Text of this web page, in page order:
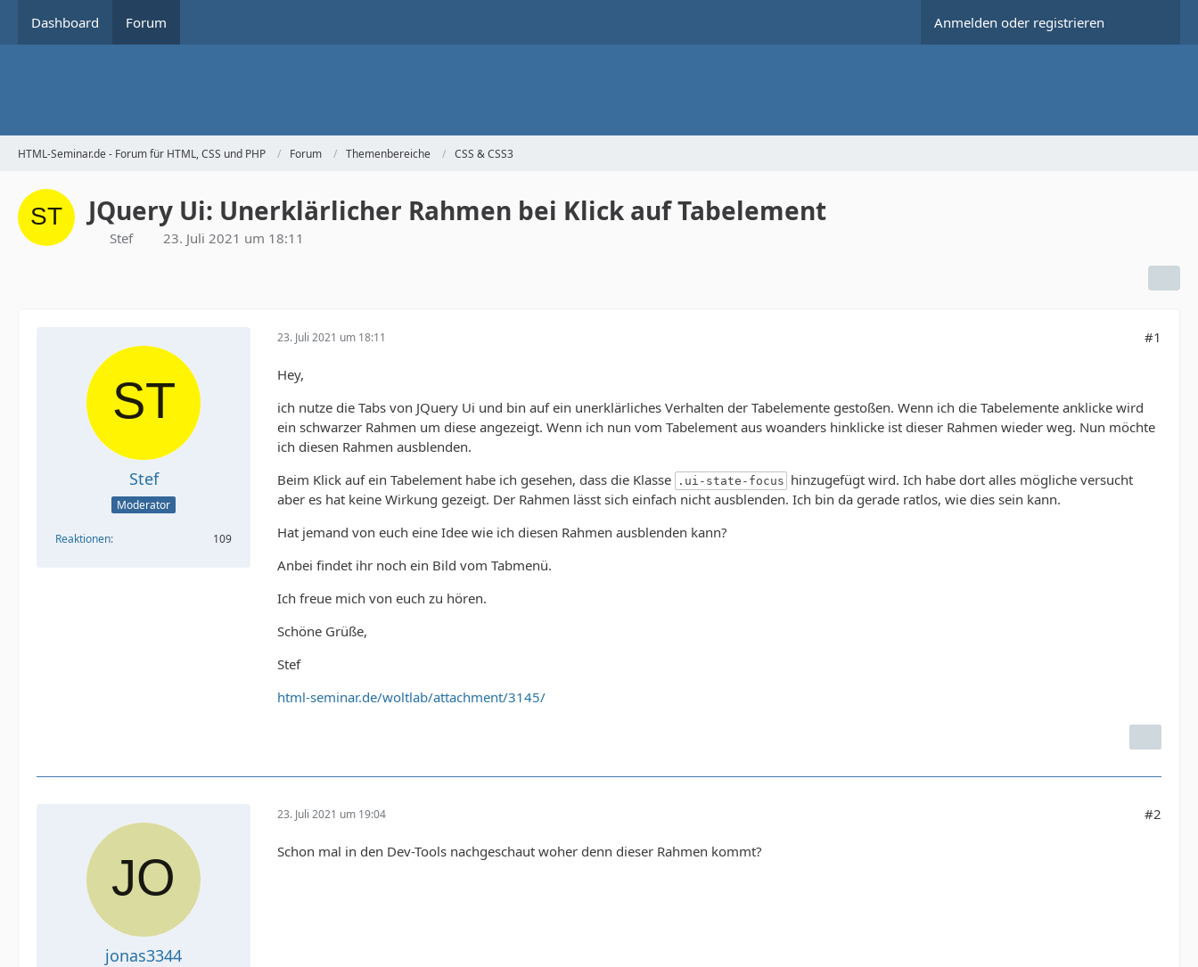
Dashboard Forum Anmelden oder registrieren
HTML-Seminar.de - Forum für HTML, CSS und PHP Forum Themenbereiche CSS & CSS3
JQuery Ui: Unerklärlicher Rahmen bei Klick auf Tabelement
Stef 23. Juli 2021 um 18:11
Stef
Moderator
Reaktionen 109
23. Juli 2021 um 18:11 #1
Hey,
ich nutze die Tabs von JQuery Ui und bin auf ein unerklärliches Verhalten der Tabelemente gestoßen. Wenn ich die Tabelemente anklicke wird
ein schwarzer Rahmen um diese angezeigt. Wenn ich nun vom Tabelement aus woanders hinklicke ist dieser Rahmen wieder weg. Nun möchte
ich diesen Rahmen ausblenden.
Beim Klick auf ein Tabelement habe ich gesehen, dass die Klasse
.ui-state-focus hinzugefügt wird. Ich habe dort alles mögliche versucht
aber es hat keine Wirkung gezeigt. Der Rahmen lässt sich einfach nicht ausblenden. Ich bin da gerade ratlos, wie dies sein kann.
Hat jemand von euch eine Idee wie ich diesen Rahmen ausblenden kann?
Anbei findet ihr noch ein Bild vom Tabmenü.
Ich freue mich von euch zu hören.
Schöne Grüße,
Stef
html-seminar.de/woltlab/attachment/3145/
jonas3344
23. Juli 2021 um 19:04 #2
Schon mal in den Dev-Tools nachgeschaut woher denn dieser Rahmen kommt?